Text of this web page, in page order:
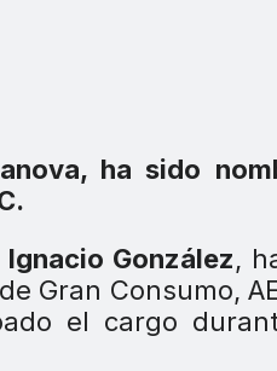
ha sido
Ignacio González,
Gran Consumo,
el cargo